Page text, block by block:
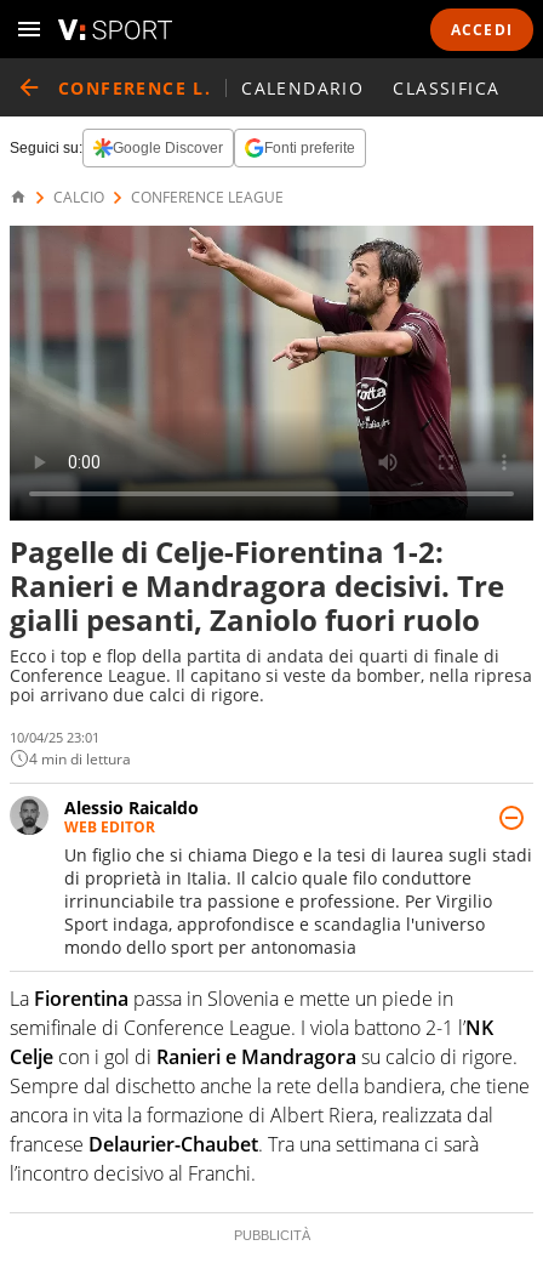
ACCEDI
CONFERENCE L. CALENDARIO CLASSIFICA
Seguici su: Google Discover Fonti preferite
CALCIO CONFERENCE LEAGUE
Pagelle di Celje-Fiorentina 1-2:
Ranieri e Mandragora decisivi. Tre
gialli pesanti, Zaniolo fuori ruolo
Ecco i top e flop della partita di andata dei quarti di finale di
Conference League. Il capitano si veste da bomber, nella ripresa
poi arrivano due calci di rigore.
10/04/25 23:01
4 min di lettura
Alessio Raicaldo
WEB EDITOR
Un figlio che si chiama Diego e la tesi di laurea sugli stadi
di proprietà in Italia. Il calcio quale filo conduttore
irrinunciabile tra passione e professione. Per Virgilio
Sport indaga, approfondisce e scandaglia l'universo
mondo dello sport per antonomasia
La Fiorentina passa in Slovenia e mette un piede in
semifinale di Conference League. I viola battono 2-1 l’NK
Celje con i gol di Ranieri e Mandragora su calcio di rigore.
Sempre dal dischetto anche la rete della bandiera, che tiene
ancora in vita la formazione di Albert Riera, realizzata dal
francese Delaurier-Chaubet. Tra una settimana ci sarà
l’incontro decisivo al Franchi.